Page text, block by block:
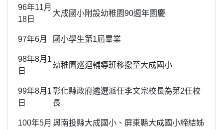
96年11月
18日
大成國小附設幼稚園90週年園慶
97年6月 國小學生第1屆畢業
98年8月1
日
幼稚園巡迴輔導班移撥至大成國小
99年8月1
日
彰化縣政府遴選派任李文宗校長為第2任校
長
100年5月 與南投縣大成國小、屏東縣大成國小締結姊